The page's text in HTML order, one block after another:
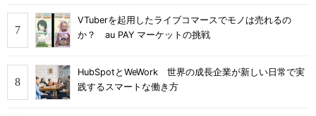
VTuberを起用したライブコマースでモノは売れるの
か？ au PAY マーケットの挑戦
HubSpotとWeWork 世界の成長企業が新しい日常で実
践するスマートな働き方